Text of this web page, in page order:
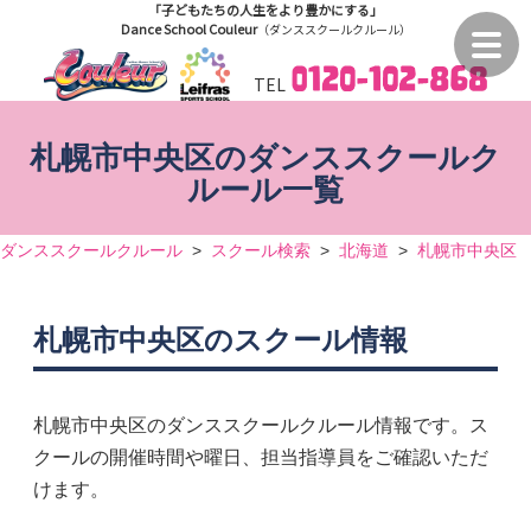
TEL
「子どもたちの人生をより豊かにする」
Dance School Couleur（ダンススクールクルール）
札幌市中央区のダンススクールク
ルール一覧
ダンススクールクルール > スクール検索 > 北海道 > 札幌市中央区
札幌市中央区のスクール情報
札幌市中央区のダンススクールクルール情報です。ス
クールの開催時間や曜日、担当指導員をご確認いただ
けます。